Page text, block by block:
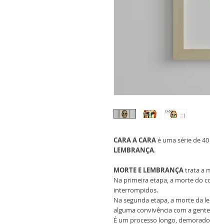
CARA A CARAé uma série de
LEMBRANÇA.
MORTE E LEMBRANÇAtrata a
Na primeira etapa, a morte do
interrompidos.
Na segunda etapa, a morte da
alguma convivência com a
É um processo longo,